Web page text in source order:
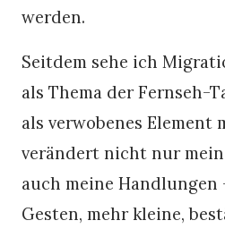
werden.
Seitdem sehe ich
als Thema der Fernseh-
als verwobenes Element
verändert nicht nur
auch meine
Gesten, mehr kleine,